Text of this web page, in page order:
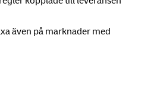
även på marknader med